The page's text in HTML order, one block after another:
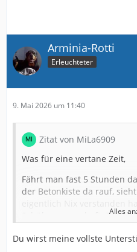
Arminia-Rotti
Erleuchteter
9. Mai 2026 um 11:40
Zitat von MiLa6909
Was für eine vertane Zeit,
Fährt man fast 5 Stunden
der Betonkiste da rauf,
Schülermannschaft. Ein
Sieht mal wieder für 32,50€
Alles
Du wirst meine vollste